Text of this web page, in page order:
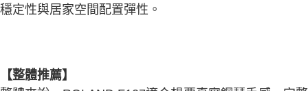
穩定性與居家空間配置彈性。
【整體推薦】